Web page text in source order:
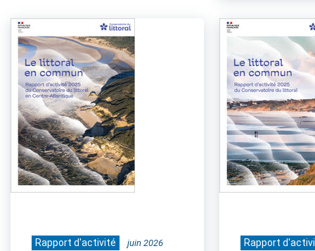
Rapport d'activité juin 2026 Rapport